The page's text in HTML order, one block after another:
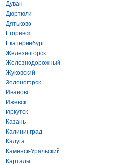
Дуван
Дюртюли
Дятьково
Егоревск
Екатеринбург
Железногорск
Железнодорожный
Жуковский
Зеленогорск
Иваново
Ижевск
Иркутск
Казань
Калининград
Калуга
Каменск-Уральский
Карталы